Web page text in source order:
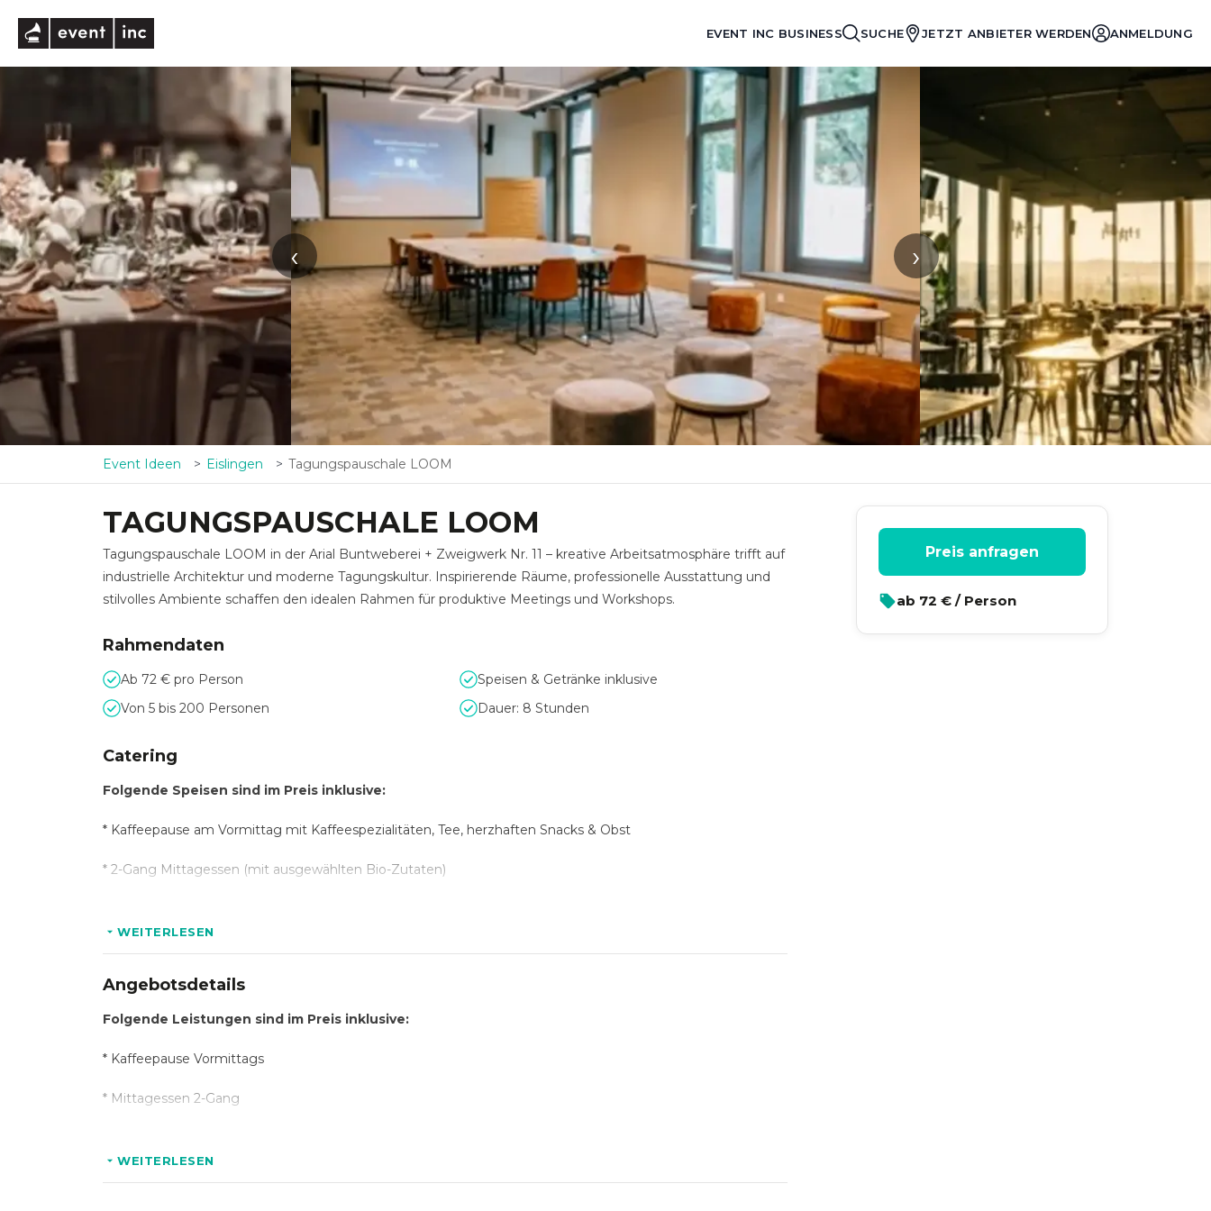
EVENT INC BUSINESS SUCHE JETZT ANBIETER WERDEN ANMELDUNG
‹ ›
Event Ideen Eislingen Tagungspauschale LOOM
TAGUNGSPAUSCHALE LOOM
Tagungspauschale LOOM in der Arial Buntweberei + Zweigwerk Nr. 11 – kreative Arbeitsatmosphäre trifft auf
industrielle Architektur und moderne Tagungskultur. Inspirierende Räume, professionelle Ausstattung und
stilvolles Ambiente schaffen den idealen Rahmen für produktive Meetings und Workshops.
Rahmendaten
Ab 72 € pro Person
Speisen & Getränke inklusive
Von 5 bis 200 Personen
Dauer: 8 Stunden
Catering
Folgende Speisen sind im Preis inklusive:
* Kaffeepause am Vormittag mit Kaffeespezialitäten, Tee, herzhaften Snacks & Obst
* 2-Gang Mittagessen (mit ausgewählten Bio-Zutaten)
* Cafe Crema
WEITERLESEN
Angebotsdetails
Folgende Leistungen sind im Preis inklusive:
* Kaffeepause Vormittags
* Mittagessen 2-Gang
WEITERLESEN
Preis anfragen
ab 72 € / Person